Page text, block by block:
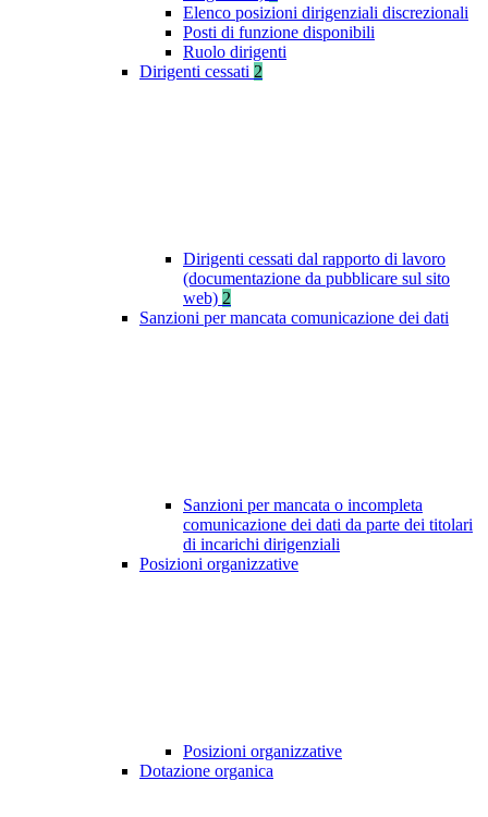
Elenco posizioni dirigenziali discrezionali
Posti di funzione disponibili
Ruolo dirigenti
Dirigenti cessati 2
Dirigenti cessati dal rapporto di lavoro
(documentazione da pubblicare sul sito
web) 2
Sanzioni per mancata comunicazione dei dati
Sanzioni per mancata o incompleta
comunicazione dei dati da parte dei titolari
di incarichi dirigenziali
Posizioni organizzative
Posizioni organizzative
Dotazione organica